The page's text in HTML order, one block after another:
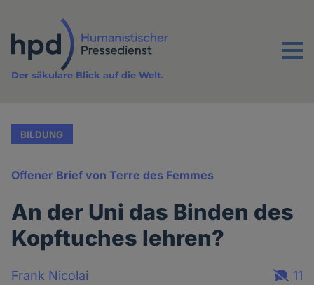
Inhalt
Menu
Der säkulare Blick auf die Welt.
BILDUNG
Offener Brief von Terre des Femmes
An der Uni das Binden des
Kopftuches lehren?
Frank Nicolai
11